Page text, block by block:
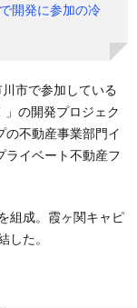
開発に参加の冷
市で参加している
の開発プロジェク
の不動産事業部門イ
ライベート不動産フ
組成。霞ヶ関キャピ
した。